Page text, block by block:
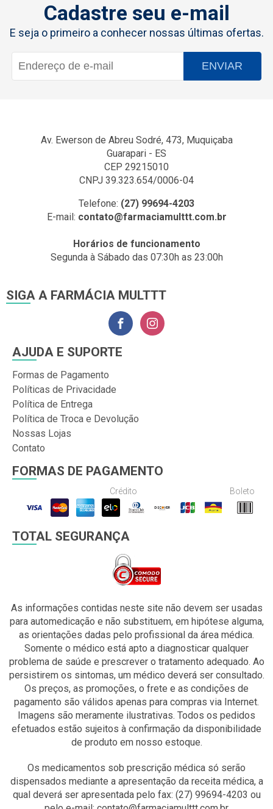
Cadastre seu e-mail
E seja o primeiro a conhecer nossas últimas ofertas.
ENVIAR
Av. Ewerson de Abreu Sodré, 473, Muquiçaba
Guarapari - ES
CEP 29215010
CNPJ 39.323.654/0006-04
Telefone: (27) 99694-4203
E-mail: contato@farmaciamulttt.com.br
Horários de funcionamento
Segunda à Sábado das 07:30h as 23:00h
SIGA A FARMÁCIA MULTTT
AJUDA E SUPORTE
Formas de Pagamento
Políticas de Privacidade
Política de Entrega
Política de Troca e Devolução
Nossas Lojas
Contato
FORMAS DE PAGAMENTO
Crédito Boleto
TOTAL SEGURANÇA
As informações contidas neste site não devem ser usadas
para automedicação e não substituem, em hipótese alguma,
as orientações dadas pelo profissional da área médica.
Somente o médico está apto a diagnosticar qualquer
problema de saúde e prescrever o tratamento adequado. Ao
persistirem os sintomas, um médico deverá ser consultado.
Os preços, as promoções, o frete e as condições de
pagamento são válidos apenas para compras via Internet.
Imagens são meramente ilustrativas. Todos os pedidos
efetuados estão sujeitos à confirmação da disponibilidade
de produto em nosso estoque.
Os medicamentos sob prescrição médica só serão
dispensados mediante a apresentação da receita médica, a
qual deverá ser apresentada pelo fax: (27) 99694-4203 ou